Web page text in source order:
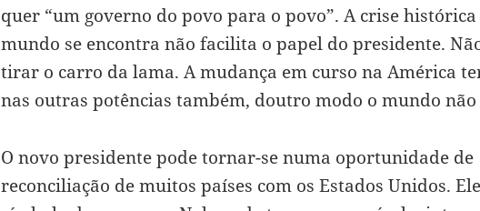
quer “um governo do povo para o povo”. A crise histórica
mundo se encontra não facilita o papel do presidente.
tirar o carro da lama. A mudança em curso na América
nas outras potências também, doutro modo o mundo não
O novo presidente pode tornar-se numa oportunidade de
reconciliação de muitos países com os Estados Unidos.